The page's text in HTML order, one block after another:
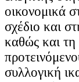
οικονομικά
σχέδιο και
καθώς και τη
συλλογική